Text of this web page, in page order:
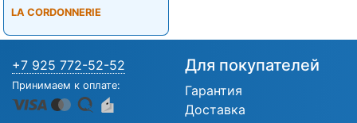
LA CORDONNERIE
+7 925 772-52-52
Принимаем к оплате:
Для покупателей
Гарантия
Доставка